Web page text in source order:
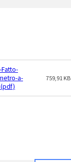
Fatto-
a-
759,91 KB